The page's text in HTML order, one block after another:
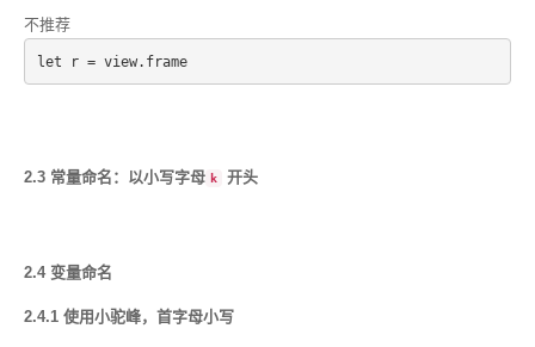
不推荐
let r = view.frame
2.3 常量命名：以小写字母 k 开头
2.4 变量命名
2.4.1 使用小驼峰，首字母小写